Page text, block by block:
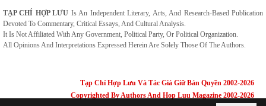
TẠP CHÍ HỢP LƯU Is An Independent Literary, Arts, And Research-Based Publication
Devoted To Commentary, Critical Essays, And Cultural Analysis.
It Is Not Affiliated With Any Government, Political Party, Or Political Organization.
All Opinions And Interpretations Expressed Herein Are Solely Those Of The Authors.
Tạp Chí Hợp Lưu Và Tác Giả Giữ Bản Quyền 2002-2026
Copyrighted By Authors And Hop Luu Magazine 2002-2026